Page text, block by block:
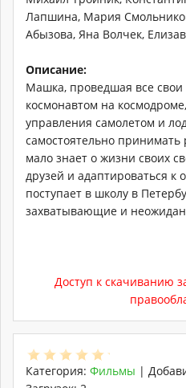
Лапшина, Мария
Абызова, Яна Волчек,
Описание:
Машка, проведшая все свои
космонавтом на
управления самолетом и
самостоятельно
мало знает о жизни своих
друзей и адаптироваться к
поступает в школу в
захватывающие и
Доступ к скачиванию
Категория: Фильмы |